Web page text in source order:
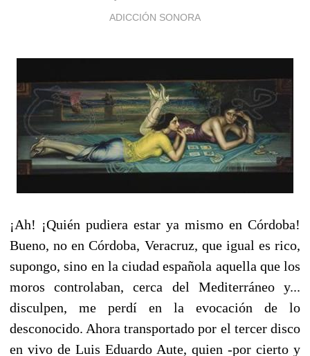
ADICCIÓN SONORA
¡Ah! ¡Quién pudiera estar ya mismo en Córdoba!
Bueno, no en Córdoba, Veracruz, que igual es rico,
supongo, sino en la ciudad española aquella que los
moros controlaban, cerca del Mediterráneo y...
disculpen, me perdí en la evocación de lo
desconocido. Ahora transportado por el tercer disco
en vivo de Luis Eduardo Aute, quien -por cierto y